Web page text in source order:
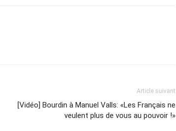
Article suivant
[Vidéo] Bourdin à Manuel Valls: «Les Français ne
veulent plus de vous au pouvoir !»